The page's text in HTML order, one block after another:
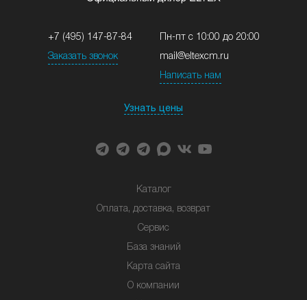
+7 (495) 147-87-84
Заказать звонок
Пн-пт с 10:00 до 20:00
mail@eltexcm.ru
Написать нам
Узнать цены
Каталог
Оплата, доставка, возврат
Сервис
База знаний
Карта сайта
О компании